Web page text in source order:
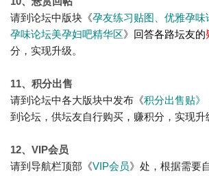
请到 论坛中版块 《孕友练习贴图、 优雅孕味
孕味论坛美孕妇吧精华区》 回答各路坛友的
分 ，实现升级。
11、积分出售
请到 论坛中各大版块中发布《积分出售贴》
到论坛，供坛友自行购买 ， 赚积分 ，实现升
12、VIP会员
请到导航栏顶部 《VIP会员》处，根据需要